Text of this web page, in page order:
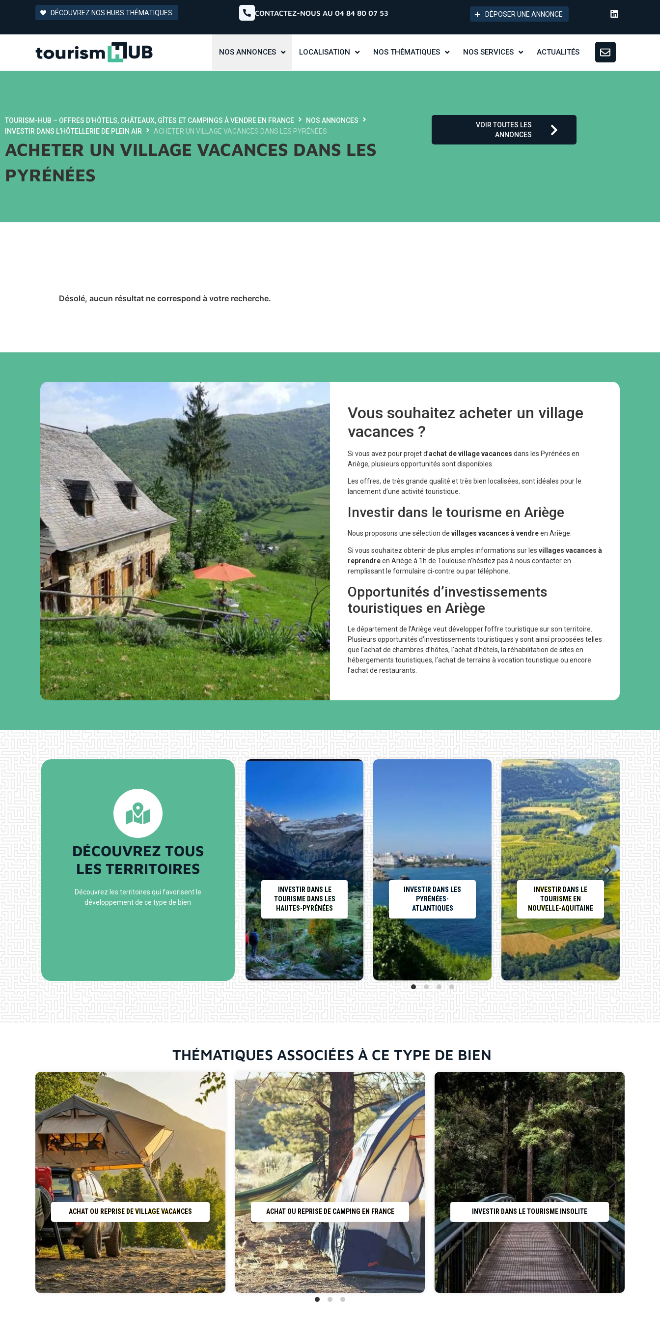
DÉCOUVREZ NOS HUBS THÉMATIQUES CONTACTEZ-NOUS AU 04 84 80 07 53 DÉPOSER UNE ANNONCE
NOS ANNONCES LOCALISATION NOS THÉMATIQUES NOS SERVICES ACTUALITÉS
ACHETER UN VILLAGE VACANCES DANS LES
PYRÉNÉES
TOURISM-HUB – OFFRES D’HÔTELS, CHÂTEAUX, GÎTES ET CAMPINGS À VENDRE EN FRANCE
NOS ANNONCES
INVESTIR DANS L’HÔTELLERIE DE PLEIN AIR
ACHETER UN VILLAGE VACANCES DANS LES PYRÉNÉES
VOIR TOUTES LES
ANNONCES
Désolé, aucun résultat ne correspond à votre recherche.
Vous souhaitez acheter un village
vacances ?
Si vous avez pour projet d’achat de village vacances dans les Pyrénées en
Ariège, plusieurs opportunités sont disponibles.
Les offres, de très grande qualité et très bien localisées, sont idéales pour le
lancement d’une activité touristique.
Investir dans le tourisme en Ariège
Nous proposons une sélection de villages vacances à vendreen Ariège.
Si vous souhaitez obtenir de plus amples informations sur les villages vacances à
reprendreen Ariège à 1h de Toulouse n’hésitez pas à nous contacter en
remplissant le formulaire ci-contre ou par téléphone.
Opportunités d’investissements
touristiques en Ariège
Le département de l’Ariège veut développer l’offre touristique sur son territoire.
Plusieurs opportunités d’investissements touristiques y sont ainsi proposées telles
que l’achat de chambres d’hôtes, l’achat d’hôtels, la réhabilitation de sites en
hébergements touristiques, l’achat de terrains à vocation touristique ou encore
l’achat de restaurants.
DÉCOUVREZ TOUS
LES TERRITOIRES
Découvrez les territoires qui favorisent le
développement de ce type de bien
INVESTIR DANS LE
TOURISME DANS LES
HAUTES-PYRÉNÉES
INVESTIR DANS LES
PYRÉNÉES-
ATLANTIQUES
INVESTIR DANS LE
TOURISME EN
NOUVELLE-AQUITAINE
THÉMATIQUES ASSOCIÉES À CE TYPE DE BIEN
ACHAT OU REPRISE DE VILLAGE VACANCES ACHAT OU REPRISE DE CAMPING EN FRANCE INVESTIR DANS LE TOURISME INSOLITE